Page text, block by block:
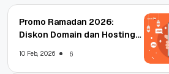
Promo Ramadan 2026:
Diskon Domain dan Hosting
10 Feb, 2026 6